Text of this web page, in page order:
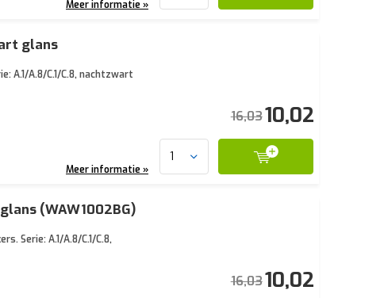
Meer informatie »
glans
A.1/A.8/C.1/C.8, nachtzwart
16,0310,02
Meer informatie »
(WAW1002BG)
Serie: A.1/A.8/C.1/C.8,
16,0310,02